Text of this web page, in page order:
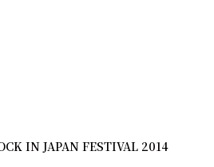
IN JAPAN FESTIVAL 2014